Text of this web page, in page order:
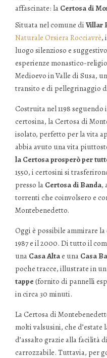
affascinate: la Certosa di
Situata nel comune di Villar
Naturale Orsiera Rocciavrè,
luogo silenzioso e
esperienze monastico-
Medioevo in Valle di Susa,
transito e di pellegrinaggio
Costruita nel 1198
certosina, la Certosa di
isolato, perfetto per la vita
abbia avuto una vita
la Certosa prosperò per
1550, i certosini si
presso la Certosa di Banda,
torrenti che coinvolsero e
Montebenedetto.
Oggi è possibile ammirare
1987 e il 2000. Di tutto il
una Casa Altae una Casa
poche tracce, illustrate in un
tappe (fornito di pannelli
in circa 30 minuti.
La Certosa di
molti valsusini, che
d’assalto grazie alla facilità
carrozzabile. Tuttavia, per